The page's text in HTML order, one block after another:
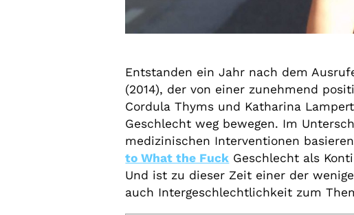
Entstanden ein Jahr nach dem
(2014), der von einer zunehmend
Cordula Thyms und Katharina
Geschlecht weg bewegen. Im
medizinischen Interventionen
to What the Fuck Geschlecht als
Und ist zu dieser Zeit einer der
auch Intergeschlechtlichkeit zum